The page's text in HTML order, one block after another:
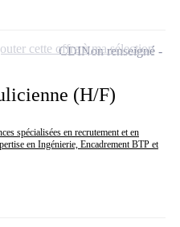
(H/F)
spécialisées en recrutement et en
en Ingénierie, Encadrement BTP et
CDINon renseigné
cette offre à ma sélection